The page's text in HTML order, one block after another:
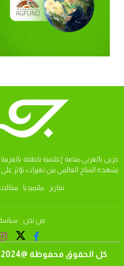
جرين بالعربي منصة إعلامية ناطقة
يشهده المناخ العالمي من تغيرات تؤثر
تقارير ملتميديا
من نحن
كل الحقوق محفوظة @2024 للشبكة العربية للمنظمات الأهلية